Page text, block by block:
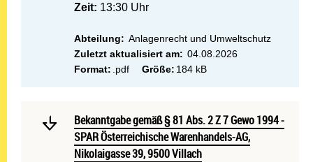
Zeit: 13:30 Uhr
Abteilung: Anlagenrecht und Umweltschutz
Zuletzt aktualisiert am: 04.08.2026
Format: .pdf Größe: 184 kB
Mehr lesen:
Bekanntgabe gemäß § 81 Abs. 2 Z 7 Gewo 1994 -
Bekanntgabe gemäß § 81 Abs. 2 Z 7 Gewo 1994 -
SPAR Österreichische Warenhandels-AG,
Nikolaigasse 39, 9500 Villach